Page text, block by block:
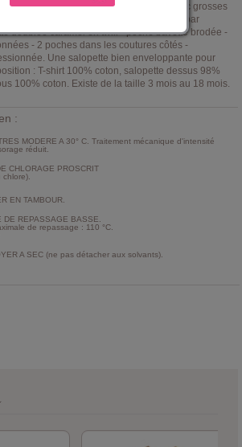
Sucre d'Orge. Tee shirt marine avec grosses
des manches longues, ouvert au dos par
doublée caramel en twill - poche bavette brodée -
- 2 poches dans les coutures côtés -
Une salopette bien enveloppante pour
: T-shirt 100% coton, salopette dessus 98%
100% coton. Existe de la taille 3 mois au 18 mois.
:
MODERE A 30° C. Traitement mécanique d'intensité
réduit.
CHLORAGE PROSCRIT
EN TAMBOUR.
DE REPASSAGE BASSE.
de repassage : 110 °C.
A SEC (ne pas détacher aux solvants).